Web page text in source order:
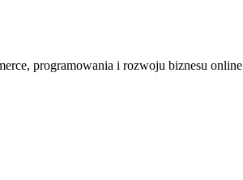
programowania i rozwoju biznesu online